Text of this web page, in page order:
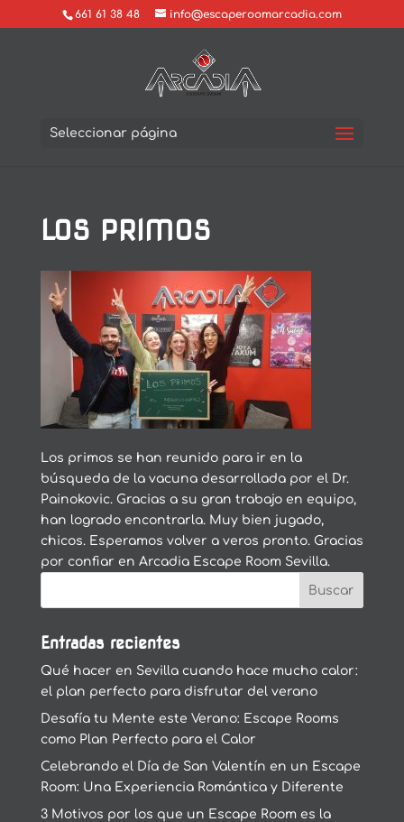
661 61 38 48 info@escaperoomarcadia.com
Seleccionar página
LOS PRIMOS
Los primos se han reunido para ir en la
búsqueda de la vacuna desarrollada por el Dr.
Painokovic. Gracias a su gran trabajo en equipo,
han logrado encontrarla. Muy bien jugado,
chicos. Esperamos volver a veros pronto. Gracias
por confiar en Arcadia Escape Room Sevilla.
Entradas recientes
Qué hacer en Sevilla cuando hace mucho calor:
el plan perfecto para disfrutar del verano
Desafía tu Mente este Verano: Escape Rooms
como Plan Perfecto para el Calor
Celebrando el Día de San Valentín en un Escape
Room: Una Experiencia Romántica y Diferente
3 Motivos por los que un Escape Room es la